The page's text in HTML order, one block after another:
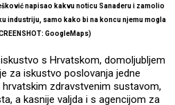
napisao kakvu noticu Sanaderu i zamolio
industriju, samo kako bi na koncu njemu mogla
GoogleMaps)
s Hrvatskom, domoljubljem
za iskustvo poslovanja jedne
zdravstvenim sustavom,
a kasnije valjda i s agencijom za